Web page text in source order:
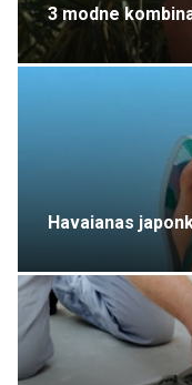
3 modne
Havaianas